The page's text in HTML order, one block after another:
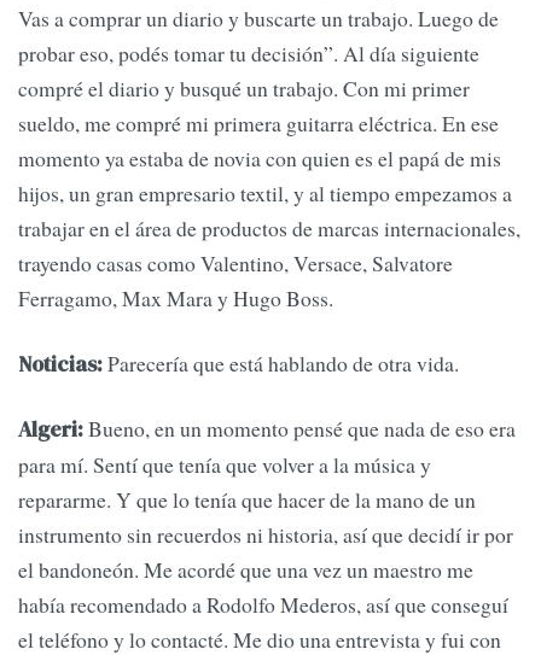
Vas a comprar un diario y buscarte un trabajo. Luego de
probar eso, podés tomar tu decisión”. Al día siguiente
compré el diario y busqué un trabajo. Con mi primer
sueldo, me compré mi primera guitarra eléctrica. En ese
momento ya estaba de novia con quien es el papá de mis
hijos, un gran empresario textil, y al tiempo empezamos a
trabajar en el área de productos de marcas internacionales,
trayendo casas como Valentino, Versace, Salvatore
Ferragamo, Max Mara y Hugo Boss.
Noticias:Parecería que está hablando de otra vida.
Algeri:Bueno, en un momento pensé que nada de eso era
para mí. Sentí que tenía que volver a la música y
repararme. Y que lo tenía que hacer de la mano de un
instrumento sin recuerdos ni historia, así que decidí ir por
el bandoneón. Me acordé que una vez un maestro me
había recomendado a Rodolfo Mederos, así que conseguí
el teléfono y lo contacté. Me dio una entrevista y fui con